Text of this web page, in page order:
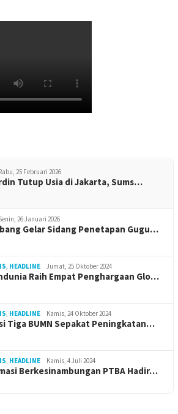
25 Februari 2026
Tutup Usia di Jakarta, Sums…
26 Januari 2026
Gelar Sidang Penetapan Gugu…
, HEADLINE Jumat, 25 Oktober 2024
Raih Empat Penghargaan Glo…
, HEADLINE Kamis, 24 Oktober 2024
Tiga BUMN Sepakat Peningkatan…
, HEADLINE Kamis, 4 Juli 2024
Berkesinambungan PTBA Hadir…